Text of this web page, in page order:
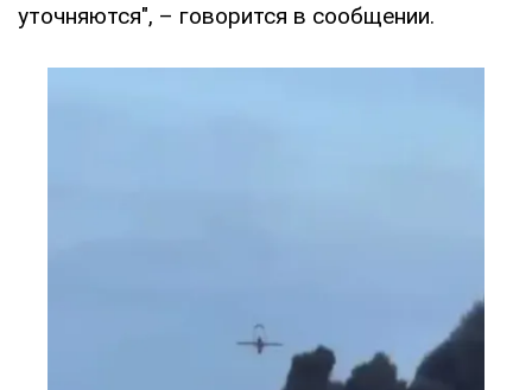
уточняются", – говорится в сообщении.